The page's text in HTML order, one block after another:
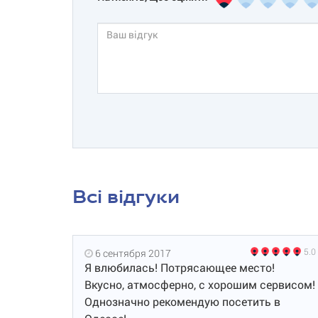
Всі відгуки
6 сентября 2017 5.0
Я влюбилась! Потрясающее место!
Вкусно, атмосферно, с хорошим сервисом!
Однозначно рекомендую посетить в